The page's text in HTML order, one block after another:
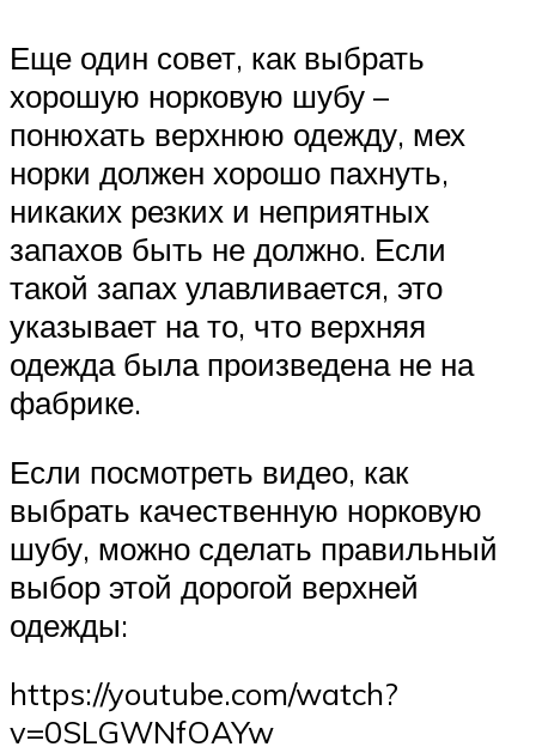
Еще один совет, как выбрать
хорошую норковую шубу –
понюхать верхнюю одежду, мех
норки должен хорошо пахнуть,
никаких резких и неприятных
запахов быть не должно. Если
такой запах улавливается, это
указывает на то, что верхняя
одежда была произведена не на
фабрике.
Если посмотреть видео, как
выбрать качественную норковую
шубу, можно сделать правильный
выбор этой дорогой верхней
одежды:
https://youtube.com/watch?
v=0SLGWNfOAYw